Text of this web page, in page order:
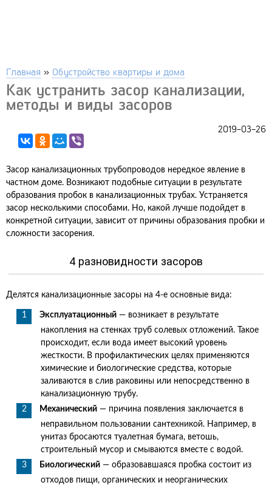
Главная » Обустройство квартиры и дома
Как устранить засор канализации,
методы и виды засоров
2019-03-26
Засор канализационных трубопроводов нередкое явление в
частном доме. Возникают подобные ситуации в результате
образования пробок в канализационных трубах. Устраняется
засор несколькими способами. Но, какой лучше подойдет в
конкретной ситуации, зависит от причины образования пробки и
сложности засорения.
4 разновидности засоров
Делятся канализационные засоры на 4-е основные вида:
Эксплуатационный — возникает в результате
накопления на стенках труб солевых отложений. Такое
происходит, если вода имеет высокий уровень
жесткости. В профилактических целях применяются
химические и биологические средства, которые
заливаются в слив раковины или непосредственно в
канализационную трубу.
Механический — причина появления заключается в
неправильном пользовании сантехникой. Например, в
унитаз бросаются туалетная бумага, ветошь,
строительный мусор и смываются вместе с водой.
Биологический — образовавшаяся пробка состоит из
отходов пищи, органических и неорганических